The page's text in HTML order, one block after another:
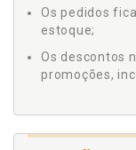
Os pedidos
estoque;
Os descontos
promoções,